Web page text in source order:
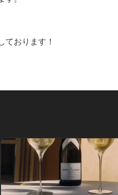
ております！